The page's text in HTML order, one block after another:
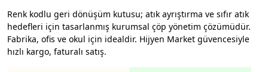
Renk kodlu geri dönüşüm kutusu; atık ayrıştırma ve sıfır atık
hedefleri için tasarlanmış kurumsal çöp yönetim çözümüdür.
Fabrika, ofis ve okul için idealdir. Hijyen Market güvencesiyle
hızlı kargo, faturalı satış.